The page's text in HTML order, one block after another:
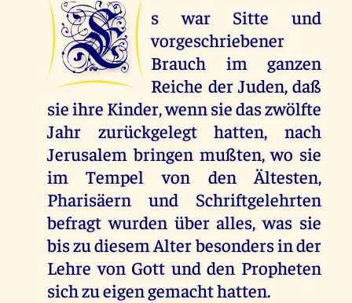
E
s war Sitte und
vorgeschriebener
Brauch im ganzen
Reiche der Juden, daß
sie ihre Kinder, wenn sie das zwölfte
Jahr zurückgelegt hatten, nach
Jerusalem bringen mußten, wo sie
im Tempel von den Ältesten,
Pharisäern und Schriftgelehrten
befragt wurden über alles, was sie
bis zu diesem Alter besonders in der
Lehre von Gott und den Propheten
sich zu eigen gemacht hatten.